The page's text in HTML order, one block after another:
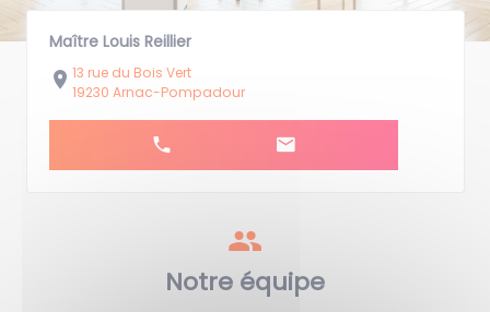
Maître Louis Reillier
13 rue du Bois Vert
19230 Arnac-Pompadour
Notre équipe